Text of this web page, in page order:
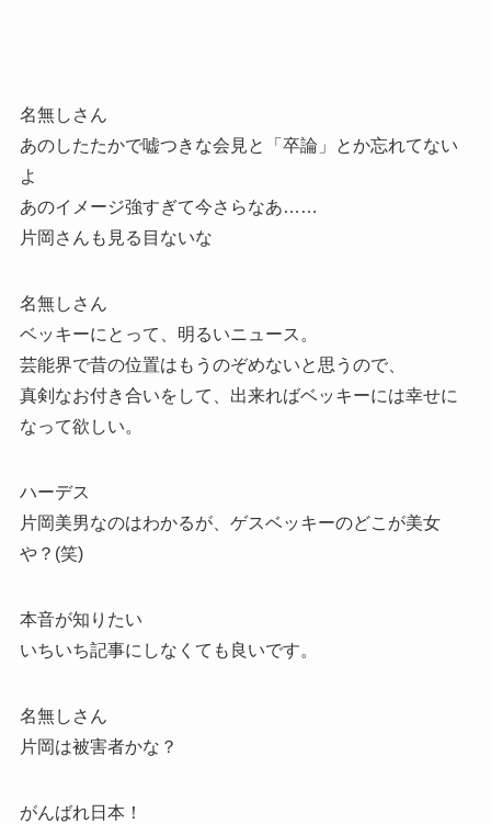
名無しさん
あのしたたかで嘘つきな会見と「卒論」とか忘れてない
よ
あのイメージ強すぎて今さらなあ……
片岡さんも見る目ないな
名無しさん
ベッキーにとって、明るいニュース。
芸能界で昔の位置はもうのぞめないと思うので、
真剣なお付き合いをして、出来ればベッキーには幸せに
なって欲しい。
ハーデス
片岡美男なのはわかるが、ゲスベッキーのどこが美女
や？(笑)
本音が知りたい
いちいち記事にしなくても良いです。
名無しさん
片岡は被害者かな？
がんばれ日本！